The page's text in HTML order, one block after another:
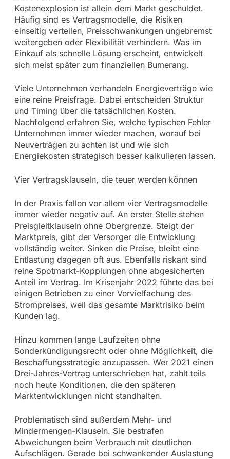
Kostenexplosion ist allein dem Markt geschuldet.
Häufig sind es Vertragsmodelle, die Risiken
einseitig verteilen, Preisschwankungen ungebremst
weitergeben oder Flexibilität verhindern. Was im
Einkauf als schnelle Lösung erscheint, entwickelt
sich meist später zum finanziellen Bumerang.
Viele Unternehmen verhandeln Energieverträge wie
eine reine Preisfrage. Dabei entscheiden Struktur
und Timing über die tatsächlichen Kosten.
Nachfolgend erfahren Sie, welche typischen Fehler
Unternehmen immer wieder machen, worauf bei
Neuverträgen zu achten ist und wie sich
Energiekosten strategisch besser kalkulieren lassen.
Vier Vertragsklauseln, die teuer werden können
In der Praxis fallen vor allem vier Vertragsmodelle
immer wieder negativ auf. An erster Stelle stehen
Preisgleitklauseln ohne Obergrenze. Steigt der
Marktpreis, gibt der Versorger die Entwicklung
vollständig weiter. Sinken die Preise, bleibt eine
Entlastung dagegen oft aus. Ebenfalls riskant sind
reine Spotmarkt-Kopplungen ohne abgesicherten
Anteil im Vertrag. Im Krisenjahr 2022 führte das bei
einigen Betrieben zu einer Vervielfachung des
Strompreises, weil das gesamte Marktrisiko beim
Kunden lag.
Hinzu kommen lange Laufzeiten ohne
Sonderkündigungsrecht oder ohne Möglichkeit, die
Beschaffungsstrategie anzupassen. Wer 2021 einen
Drei-Jahres-Vertrag unterschrieben hat, zahlt teils
noch heute Konditionen, die den späteren
Marktentwicklungen nicht standhalten.
Problematisch sind außerdem Mehr- und
Mindermengen-Klauseln. Sie bestrafen
Abweichungen beim Verbrauch mit deutlichen
Aufschlägen. Gerade bei schwankender Auslastung